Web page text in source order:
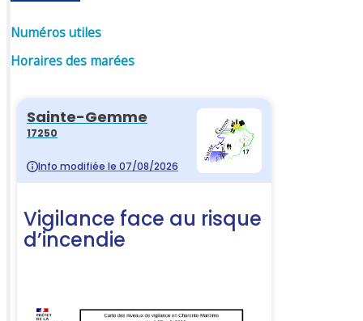
Numéros utiles
Horaires des marées